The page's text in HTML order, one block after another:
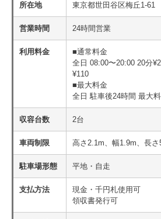
所在地 東京都世田谷区梅丘1-61
営業時間 24時間営業
利用料金
■通常料金
全日 08:00〜20:00 20分
¥110
■最大料金
全日 駐車後24時間 最大
収容台数 2台
車両制限 高さ2.1m、幅1.9m、長
駐車場形態 平地・自走
支払方法
現金・千円札使用可
領収書発行可